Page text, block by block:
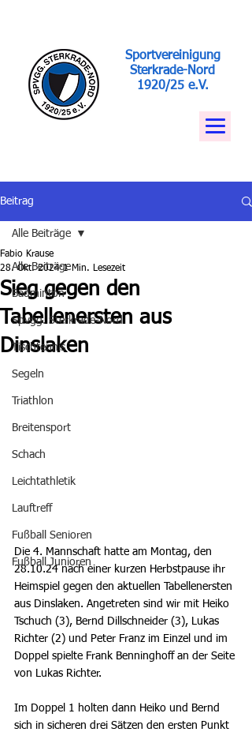
Sportvereinigung
Sterkrade-Nord
1920/25 e.V.
Beitrag
Alle Beiträge
Badminton
Spvgg. Sterkrade-Nord
Tischtennis
Segeln
Triathlon
Breitensport
Schach
Leichtathletik
Lauftreff
Fußball Senioren
Fußball Junioren
Alle Beiträge
Sieg gegen den
Tabellenersten aus
Dinslaken
Fabio Krause
28. Okt. 2024 1 Min. Lesezeit
Die 4. Mannschaft hatte am Montag, den
28.10.24 nach einer kurzen Herbstpause ihr
Heimspiel gegen den aktuellen Tabellenersten
aus Dinslaken. Angetreten sind wir mit Heiko
Tschuch (3), Bernd Dillschneider (3), Lukas
Richter (2) und Peter Franz im Einzel und im
Doppel spielte Frank Benninghoff an der Seite
von Lukas Richter.
Im Doppel 1 holten dann Heiko und Bernd
sich in sicheren drei Sätzen den ersten Punkt